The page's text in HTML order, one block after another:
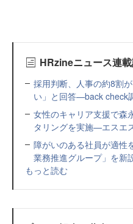
HRzineニュース連
採用判断、人事の約8割
い」と回答—back check
女性のキャリア支援で森
タリングを実施—エスエ
障がいのある社員が適性
業務推進グループ」を新
もっと読む